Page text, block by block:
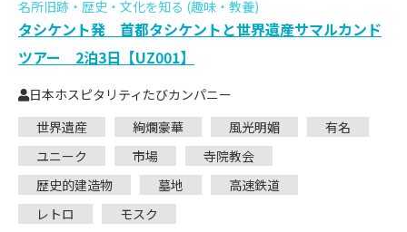
名所旧跡・歴史・文化を知る (趣味・教養)
タシケント発 首都タシケントと世界遺産サマルカンド
ツアー 2泊3日【UZ001】
日本ホスピタリティたびカンパニー
世界遺産
絢爛豪華 風光明媚
有名
ユニーク
市場
寺院教会
歴史的建造物
墓地
高速鉄道
レトロ
モスク